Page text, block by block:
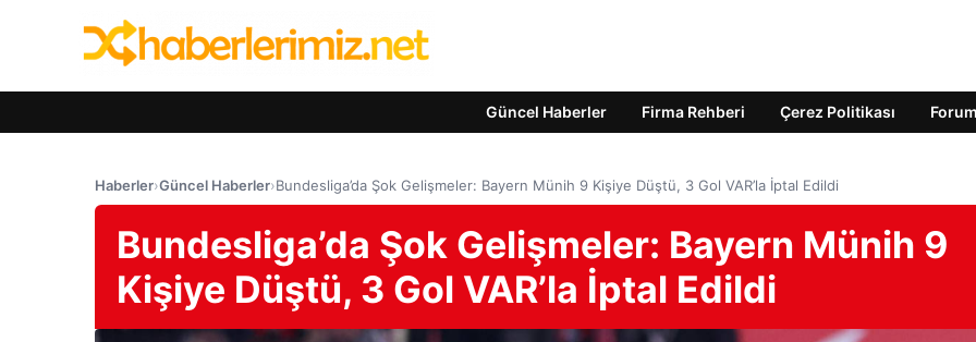
Güncel Haberler Firma Rehberi Çerez Politikası Forum
Haberler›Güncel Haberler›Bundesliga’da Şok Gelişmeler: Bayern Münih 9 Kişiye Düştü, 3 Gol VAR’la İptal Edildi
Bundesliga’da Şok Gelişmeler: Bayern Münih 9
Kişiye Düştü, 3 Gol VAR’la İptal Edildi